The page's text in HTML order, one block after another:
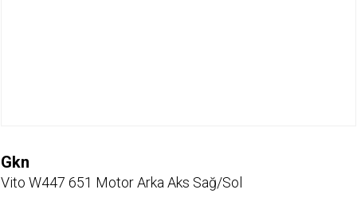
Gkn
Vito W447 651 Motor Arka Aks Sağ/Sol